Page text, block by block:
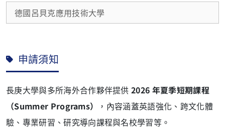
德國呂貝克應用技術大學
申請須知
長庚大學與多所海外合作夥伴提供2026 年夏季短期課程
（Summer Programs）
，內容涵蓋英語強化、跨文化體
驗、專業研習、研究導向課程與名校學習等。